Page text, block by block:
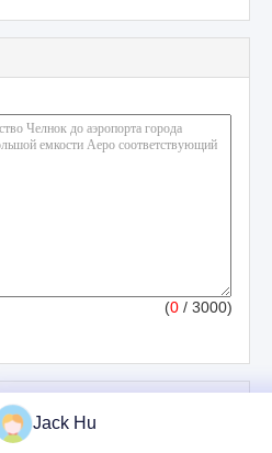
(0 / 3000)
Jack Hu